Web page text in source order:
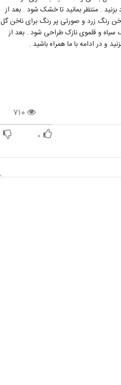
. منتظر بمانید تا خشک شود . بعد از
زرد و صورتی پر رنگ برای ناخن گل
و قلموی نازک طراحی شود . بعد از
و در ادامه با ما همراه باشید .
۷۱۰
۰